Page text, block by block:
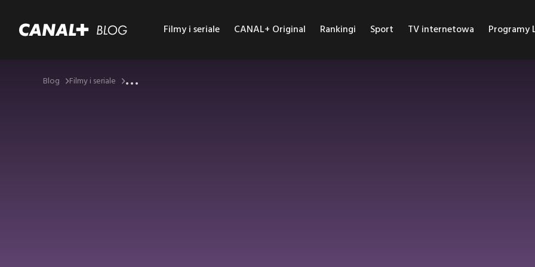
Filmy i seriale CANAL+ Original Rankingi Sport TV internetowa Programy
Blog Filmy i seriale ...